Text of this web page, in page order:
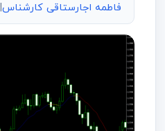
فاطمه اجارستاقی کارشناس|